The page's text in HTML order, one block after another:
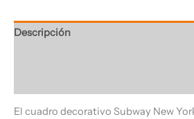
Descripción
El cuadro decorativo Subway New